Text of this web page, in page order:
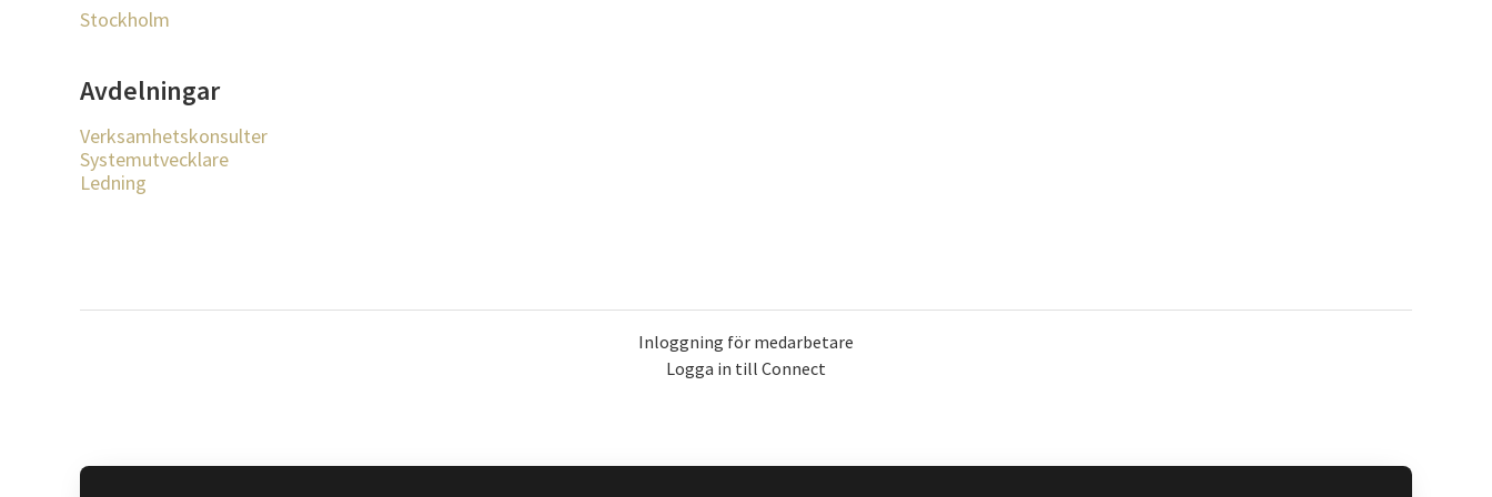
Stockholm
Avdelningar
Verksamhetskonsulter
Systemutvecklare
Ledning
Inloggning för medarbetare
Logga in till Connect